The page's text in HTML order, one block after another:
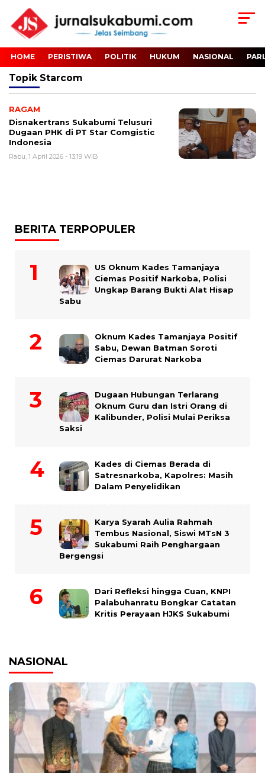
HOME PERISTIWA POLITIK HUKUM NASIONAL
Topik Starcom
RAGAM
Disnakertrans Sukabumi Telusuri
Dugaan PHK di PT Star Comgistic
Indonesia
Rabu, 1 April 2026 - 13:19 WIB
BERITA TERPOPULER
US Oknum Kades Tamanjaya
Ciemas Positif Narkoba, Polisi
Ungkap Barang Bukti Alat Hisap
Sabu
Oknum Kades Tamanjaya Positif
Sabu, Dewan Batman Soroti
Ciemas Darurat Narkoba
Dugaan Hubungan Terlarang
Oknum Guru dan Istri Orang di
Kalibunder, Polisi Mulai Periksa
Saksi
Kades di Ciemas Berada di
Satresnarkoba, Kapolres: Masih
Dalam Penyelidikan
Karya Syarah Aulia Rahmah
Tembus Nasional, Siswi MTsN 3
Sukabumi Raih Penghargaan
Bergengsi
Dari Refleksi hingga Cuan, KNPI
Palabuhanratu Bongkar Catatan
Kritis Perayaan HJKS Sukabumi
NASIONAL